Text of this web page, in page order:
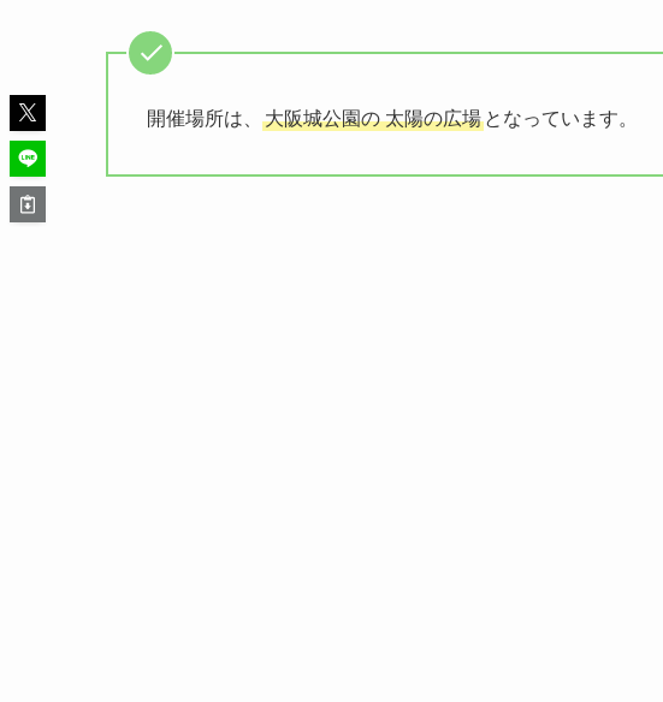
開催場所は、 大阪城公園の 太陽の広場 となっています。